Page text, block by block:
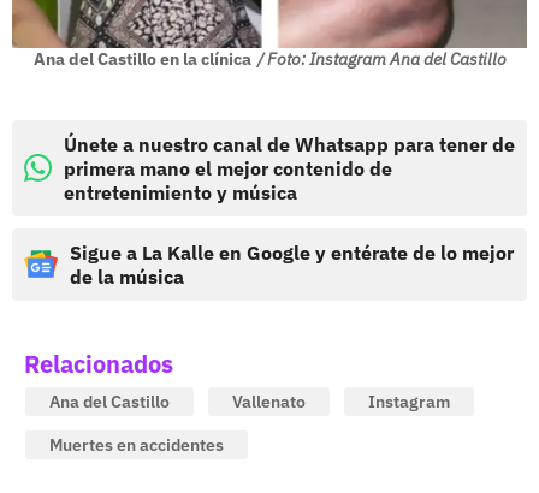
Ana del Castillo en la clínica / Foto: Instagram Ana del Castillo
Únete a nuestro canal de Whatsapp para tener de
primera mano el mejor contenido de
entretenimiento y música
Sigue a La Kalle en Google y entérate de lo mejor
de la música
Relacionados
Ana del Castillo Vallenato
Instagram
Muertes en accidentes